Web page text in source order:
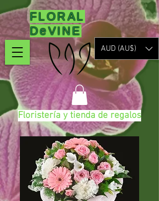
FLORAL
DeVINE
AUD (AU$)
Floristería y tienda de regalos